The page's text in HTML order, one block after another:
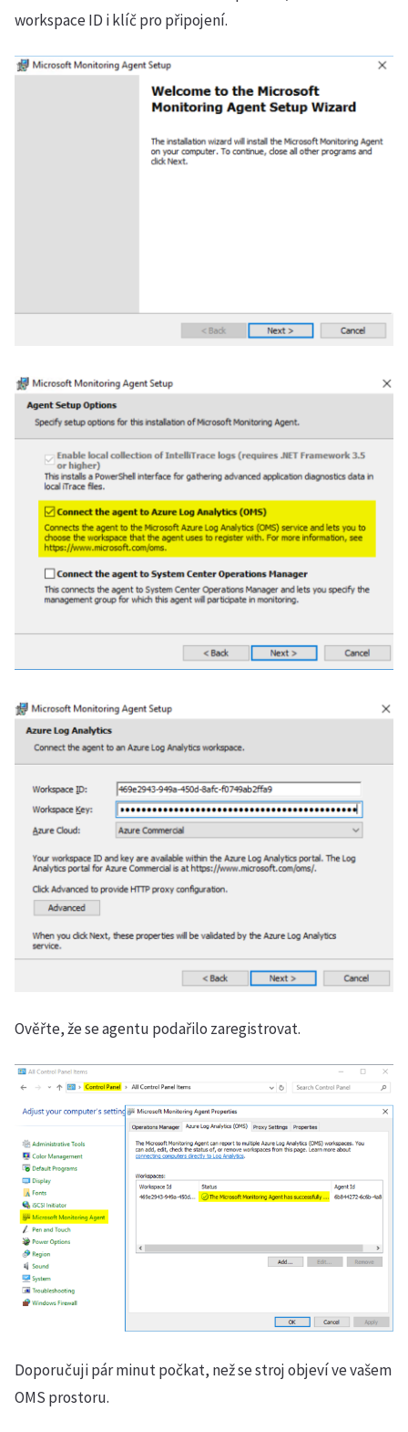
workspace ID i klíč pro připojení.
Ověřte, že se agentu podařilo zaregistrovat.
Doporučuji pár minut počkat, než se stroj objeví ve vašem
OMS prostoru.